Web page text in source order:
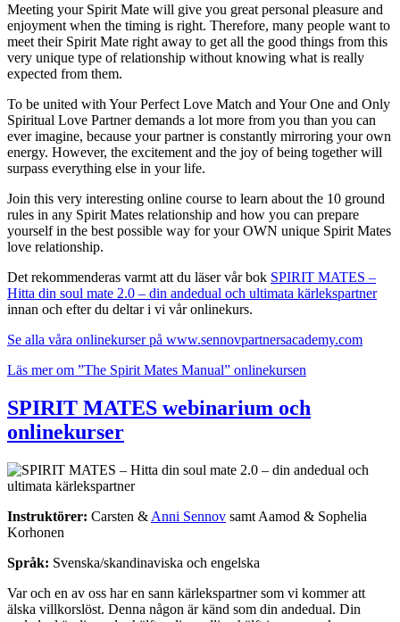
Meeting your Spirit Mate will give you great personal pleasure and
enjoyment when the timing is right. Therefore, many people want to
meet their Spirit Mate right away to get all the good things from this
very unique type of relationship without knowing what is really
expected from them.
To be united with Your Perfect Love Match and Your One and Only
Spiritual Love Partner demands a lot more from you than you can
ever imagine, because your partner is constantly mirroring your own
energy. However, the excitement and the joy of being together will
surpass everything else in your life.
Join this very interesting online course to learn about the 10 ground
rules in any Spirit Mates relationship and how you can prepare
yourself in the best possible way for your OWN unique Spirit Mates
love relationship.
Det rekommenderas varmt att du läser vår bok SPIRIT MATES –
Hitta din soul mate 2.0 – din andedual och ultimata kärlekspartner
innan och efter du deltar i vi vår onlinekurs.
Se alla våra onlinekurser på www.sennovpartnersacademy.com
Läs mer om ”The Spirit Mates Manual” onlinekursen
SPIRIT MATES webinarium och
onlinekurser
Instruktörer: Carsten & Anni Sennov samt Aamod & Sophelia
Korhonen
Språk: Svenska/skandinaviska och engelska
Var och en av oss har en sann kärlekspartner som vi kommer att
älska villkorslöst. Denna någon är känd som din andedual. Din